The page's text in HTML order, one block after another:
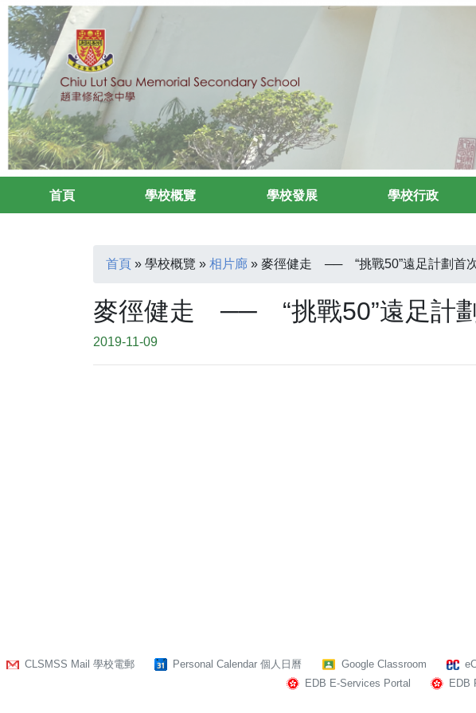
首頁 學校概覽 學校發展 學校行政
首頁 » 學校概覽 » 相片廊 » 麥徑健走 ── “挑戰50”遠足計劃首
麥徑健走 ── “挑戰50”遠足計
2019-11-09
CLSMSS Mail 學校電郵 Personal Calendar 個人日曆 Google Classroom
EDB E-Services Portal
EDB